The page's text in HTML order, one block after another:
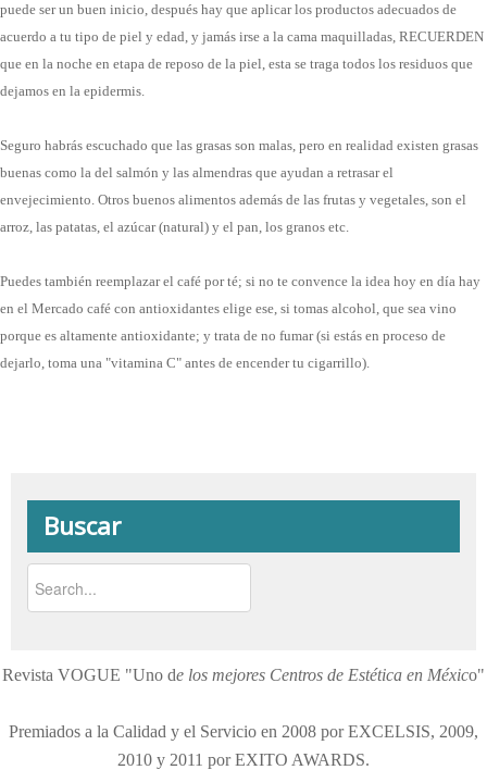
puede ser un buen inicio, después hay que aplicar los productos adecuados de
acuerdo a tu tipo de piel y edad, y jamás irse a la cama maquilladas, RECUERDEN
que en la noche en etapa de reposo de la piel, esta se traga todos los residuos que
dejamos en la epidermis.
Seguro habrás escuchado que las grasas son malas, pero en realidad existen grasas
buenas como la del salmón y las almendras que ayudan a retrasar el
envejecimiento. Otros buenos alimentos además de las frutas y vegetales, son el
arroz, las patatas, el azúcar (natural) y el pan, los granos etc.
Puedes también reemplazar el café por té; si no te convence la idea hoy en día hay
en el Mercado café con antioxidantes elige ese, si tomas alcohol, que sea vino
porque es altamente antioxidante; y trata de no fumar (si estás en proceso de
dejarlo, toma una "vitamina C" antes de encender tu cigarrillo).
Buscar
Revista VOGUE "Uno de los mejores Centros de Estética en México"
Premiados a la Calidad y el Servicio en 2008 por EXCELSIS, 2009,
2010 y 2011 por EXITO AWARDS.